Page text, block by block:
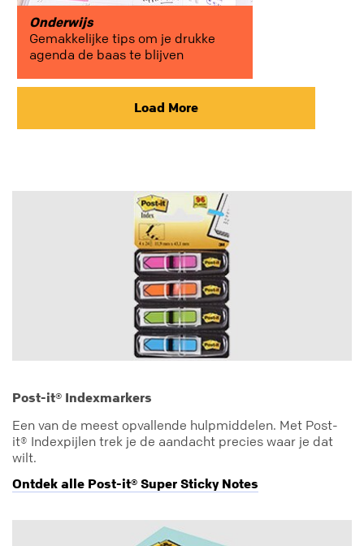
Onderwijs
Gemakkelijke tips om je drukke
agenda de baas te blijven
Load More
Post-it® Indexmarkers
Een van de meest opvallende hulpmiddelen. Met Post-
it® Indexpijlen trek je de aandacht precies waar je dat
wilt.
Ontdek alle Post-it® Super Sticky Notes